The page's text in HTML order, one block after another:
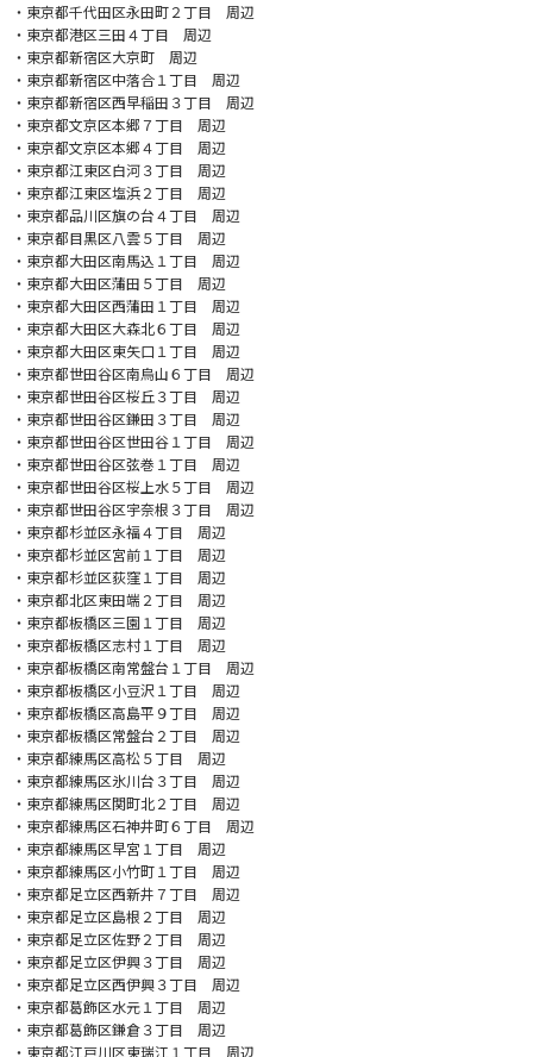
・東京都千代田区永田町２丁目 周辺
・東京都港区三田４丁目 周辺
・東京都新宿区大京町 周辺
・東京都新宿区中落合１丁目 周辺
・東京都新宿区西早稲田３丁目 周辺
・東京都文京区本郷７丁目 周辺
・東京都文京区本郷４丁目 周辺
・東京都江東区白河３丁目 周辺
・東京都江東区塩浜２丁目 周辺
・東京都品川区旗の台４丁目 周辺
・東京都目黒区八雲５丁目 周辺
・東京都大田区南馬込１丁目 周辺
・東京都大田区蒲田５丁目 周辺
・東京都大田区西蒲田１丁目 周辺
・東京都大田区大森北６丁目 周辺
・東京都大田区東矢口１丁目 周辺
・東京都世田谷区南烏山６丁目 周辺
・東京都世田谷区桜丘３丁目 周辺
・東京都世田谷区鎌田３丁目 周辺
・東京都世田谷区世田谷１丁目 周辺
・東京都世田谷区弦巻１丁目 周辺
・東京都世田谷区桜上水５丁目 周辺
・東京都世田谷区宇奈根３丁目 周辺
・東京都杉並区永福４丁目 周辺
・東京都杉並区宮前１丁目 周辺
・東京都杉並区荻窪１丁目 周辺
・東京都北区東田端２丁目 周辺
・東京都板橋区三園１丁目 周辺
・東京都板橋区志村１丁目 周辺
・東京都板橋区南常盤台１丁目 周辺
・東京都板橋区小豆沢１丁目 周辺
・東京都板橋区高島平９丁目 周辺
・東京都板橋区常盤台２丁目 周辺
・東京都練馬区高松５丁目 周辺
・東京都練馬区氷川台３丁目 周辺
・東京都練馬区関町北２丁目 周辺
・東京都練馬区石神井町６丁目 周辺
・東京都練馬区早宮１丁目 周辺
・東京都練馬区小竹町１丁目 周辺
・東京都足立区西新井７丁目 周辺
・東京都足立区島根２丁目 周辺
・東京都足立区佐野２丁目 周辺
・東京都足立区伊興３丁目 周辺
・東京都足立区西伊興３丁目 周辺
・東京都葛飾区水元１丁目 周辺
・東京都葛飾区鎌倉３丁目 周辺
・東京都江戸川区東瑞江１丁目 周辺